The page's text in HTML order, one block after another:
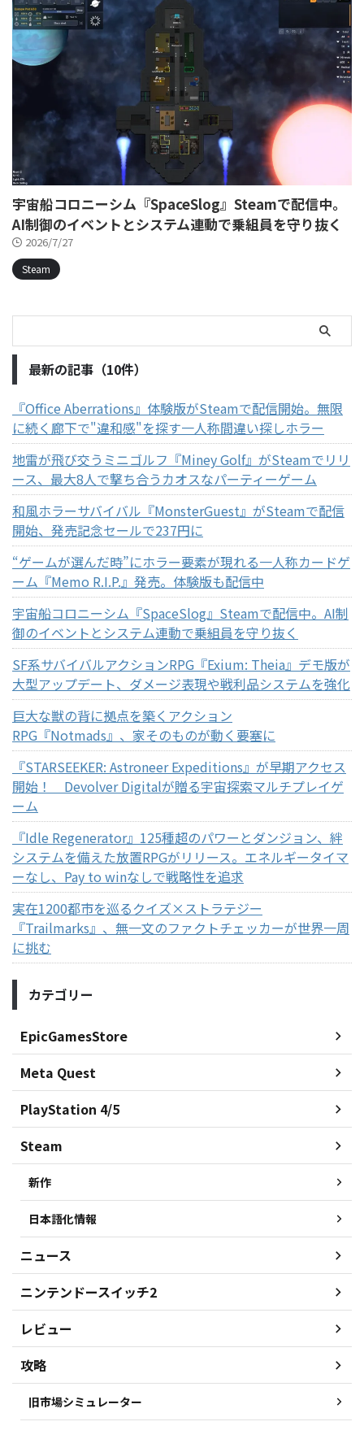
宇宙船コロニーシム『SpaceSlog』Steamで配信中。
AI制御のイベントとシステム連動で乗組員を守り抜く
2026/7/27
Steam
最新の記事（10件）
『Office Aberrations』体験版がSteamで配信開始。無限
に続く廊下で"違和感"を探す一人称間違い探しホラー
地雷が飛び交うミニゴルフ『Miney Golf』がSteamでリリ
ース、最大8人で撃ち合うカオスなパーティーゲーム
和風ホラーサバイバル『MonsterGuest』がSteamで配信
開始、発売記念セールで237円に
“ゲームが選んだ時”にホラー要素が現れる一人称カードゲ
ーム『Memo R.I.P.』発売。体験版も配信中
宇宙船コロニーシム『SpaceSlog』Steamで配信中。AI制
御のイベントとシステム連動で乗組員を守り抜く
SF系サバイバルアクションRPG『Exium: Theia』デモ版が
大型アップデート、ダメージ表現や戦利品システムを強化
巨大な獣の背に拠点を築くアクション
RPG『Notmads』、家そのものが動く要塞に
『STARSEEKER: Astroneer Expeditions』が早期アクセス
開始！ Devolver Digitalが贈る宇宙探索マルチプレイゲ
ーム
『Idle Regenerator』125種超のパワーとダンジョン、絆
システムを備えた放置RPGがリリース。エネルギータイマ
ーなし、Pay to winなしで戦略性を追求
実在1200都市を巡るクイズ×ストラテジー
『Trailmarks』、無一文のファクトチェッカーが世界一周
に挑む
カテゴリー
EpicGamesStore
Meta Quest
PlayStation 4/5
Steam
新作
日本語化情報
ニュース
ニンテンドースイッチ2
レビュー
攻略
旧市場シミュレーター